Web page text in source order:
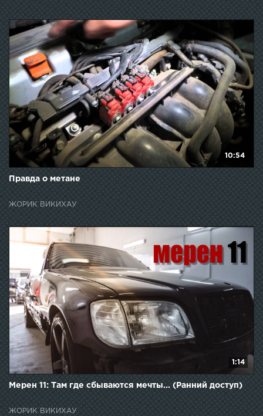
10:54
Правда о метане
ЖОРИК ВИКИХАУ
1:14
Мерен 11: Там где сбываются мечты... (Ранний доступ)
ЖОРИК ВИКИХАУ